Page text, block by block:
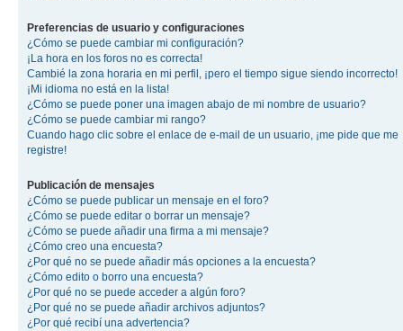
Preferencias de usuario y configuraciones
¿Cómo se puede cambiar mi configuración?
¡La hora en los foros no es correcta!
Cambié la zona horaria en mi perfil, ¡pero el tiempo sigue siendo incorrecto!
¡Mi idioma no está en la lista!
¿Cómo se puede poner una imagen abajo de mi nombre de usuario?
¿Cómo se puede cambiar mi rango?
Cuando hago clic sobre el enlace de e-mail de un usuario, ¡me pide que me
registre!
Publicación de mensajes
¿Cómo se puede publicar un mensaje en el foro?
¿Cómo se puede editar o borrar un mensaje?
¿Cómo se puede añadir una firma a mi mensaje?
¿Cómo creo una encuesta?
¿Por qué no se puede añadir más opciones a la encuesta?
¿Cómo edito o borro una encuesta?
¿Por qué no se puede acceder a algún foro?
¿Por qué no se puede añadir archivos adjuntos?
¿Por qué recibí una advertencia?